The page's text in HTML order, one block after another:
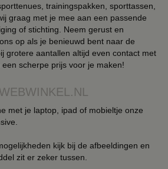
trainingspakken, sporttassen,
graag met je mee aan een passende
of stichting. Neem gerust en
op als je benieuwd bent naar de
grotere aantallen altijd even contact met
scherpe prijs voor je maken!
met je laptop, ipad of mobieltje onze
kijk bij de afbeeldingen en
zit er zeker tussen.